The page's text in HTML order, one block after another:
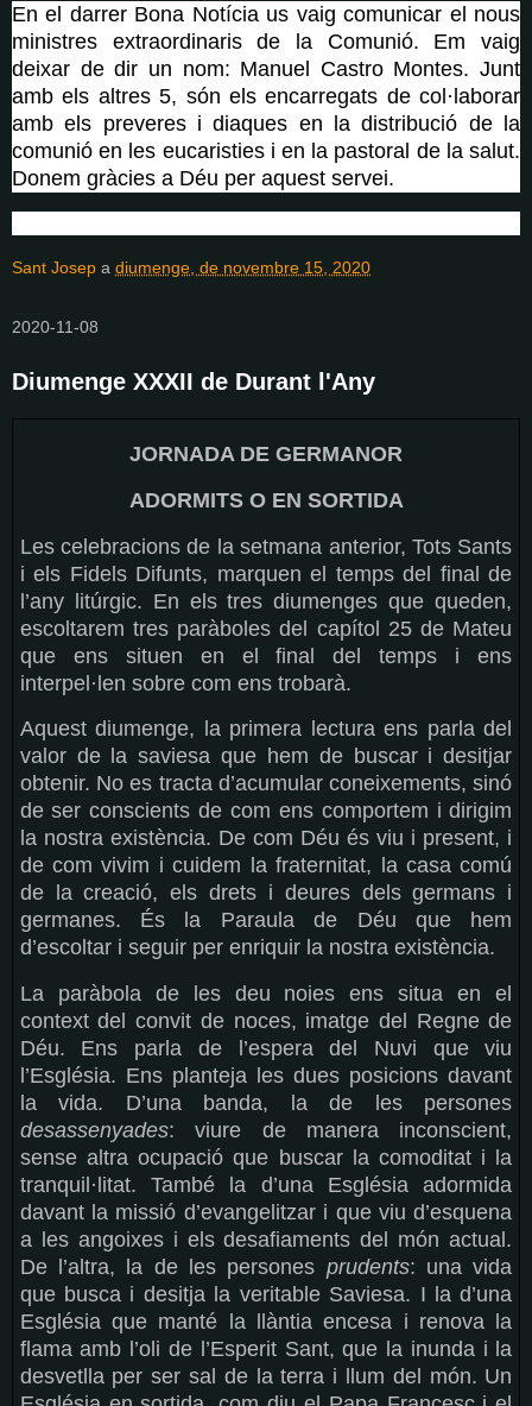
En el darrer Bona Notícia us vaig comunicar el nous
ministres extraordinaris de la Comunió. Em vaig
deixar de dir un nom: Manuel Castro Montes. Junt
amb els altres 5, són els encarregats de col·laborar
amb els preveres i diaques en la distribució de la
comunió en les eucaristies i en la pastoral de la salut.
Donem gràcies a Déu per aquest servei.
Sant Josep a diumenge, de novembre 15, 2020
2020-11-08
Diumenge XXXII de Durant l'Any
JORNADA DE GERMANOR
ADORMITS O EN SORTIDA
Les celebracions de la setmana anterior, Tots Sants
i els Fidels Difunts, marquen el temps del final de
l’any litúrgic. En els tres diumenges que queden,
escoltarem tres paràboles del capítol 25 de Mateu
que ens situen en el final del temps i ens
interpel·len sobre com ens trobarà.
Aquest diumenge, la primera lectura ens parla del
valor de la saviesa que hem de buscar i desitjar
obtenir. No es tracta d’acumular coneixements, sinó
de ser conscients de com ens comportem i dirigim
la nostra existència. De com Déu és viu i present, i
de com vivim i cuidem la fraternitat, la casa comú
de la creació, els drets i deures dels germans i
germanes. És la Paraula de Déu que hem
d’escoltar i seguir per enriquir la nostra existència.
La paràbola de les deu noies ens situa en el
context del convit de noces, imatge del Regne de
Déu. Ens parla de l’espera del Nuvi que viu
l’Església. Ens planteja les dues posicions davant
la vida. D’una banda, la de les persones
desassenyades: viure de manera inconscient,
sense altra ocupació que buscar la comoditat i la
tranquil·litat. També la d’una Església adormida
davant la missió d’evangelitzar i que viu d’esquena
a les angoixes i els desafiaments del món actual.
De l’altra, la de les persones prudents: una vida
que busca i desitja la veritable Saviesa. I la d’una
Església que manté la llàntia encesa i renova la
flama amb l’oli de l’Esperit Sant, que la inunda i la
desvetlla per ser sal de la terra i llum del món. Un